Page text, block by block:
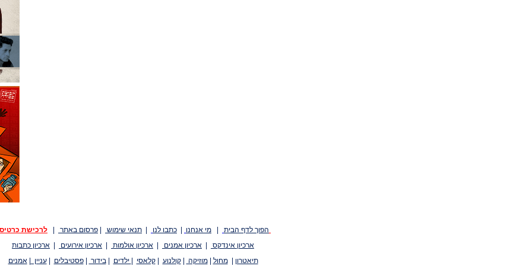
הפוך לדף הבית מי אנחנו כתבו לנו תנאי שימוש פרסום באתר
לרכישת
ארכיון אינדקס
ארכיון אמנים ארכיון אולמות ארכיון אירועים
ארכיון כתבות
תיאטרון
|מחול |מוזיקה |קולנוע |קלאסי ילדים |בידור |פסטיבלים |עניין |אמנים